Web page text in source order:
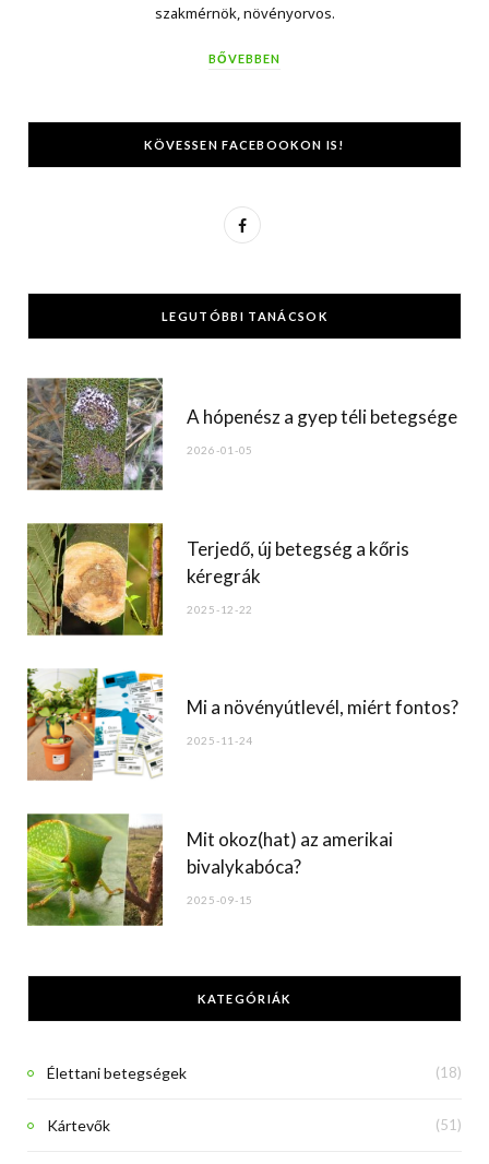
szakmérnök, növényorvos.
BŐVEBBEN
KÖVESSEN FACEBOOKON IS!
F
c
e
o
o
LEGUTÓBBI TANÁCSOK
A hópenész a gyep téli betegsége
2026-01-05
Terjedő, új betegség a kőris
kéregrák
2025-12-22
Mi a növényútlevél, miért fontos?
2025-11-24
Mit okoz(hat) az amerikai
bivalykabóca?
2025-09-15
KATEGÓRIÁK
Élettani betegségek (18)
Kártevők (51)